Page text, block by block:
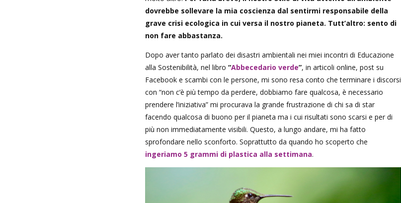
dovrebbe sollevare la mia coscienza dal sentirmi responsabile della
grave crisi ecologica in cui versa il nostro pianeta. Tutt’altro: sento di
non fare abbastanza.
Dopo aver tanto parlato dei disastri ambientali nei miei incontri di Educazione
alla Sostenibilità, nel libro “Abbecedario verde”, in articoli online, post su
Facebook e scambi con le persone, mi sono resa conto che terminare i discorsi
con “non c’è più tempo da perdere, dobbiamo fare qualcosa, è necessario
prendere l’iniziativa” mi procurava la grande frustrazione di chi sa di star
facendo qualcosa di buono per il pianeta ma i cui risultati sono scarsi e per di
più non immediatamente visibili. Questo, a lungo andare, mi ha fatto
sprofondare nello sconforto. Soprattutto da quando ho scoperto che
ingeriamo 5 grammi di plastica alla settimana.